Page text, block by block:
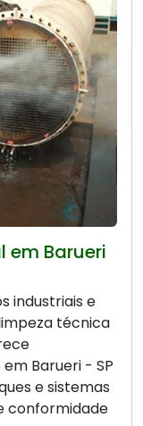
em Barueri
industriais e
técnica
Barueri - SP
e sistemas
conformidade